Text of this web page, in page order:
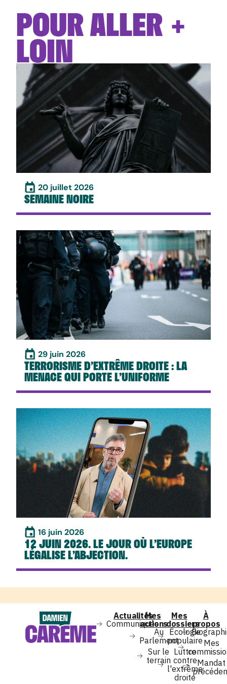
POUR ALLER +
LOIN
20 juillet 2026
SEMAINE NOIRE
29 juin 2026
TERRORISME D’EXTRÊME DROITE : LA
MENACE QUI PORTE L’UNIFORME
16 juin 2026
12 JUIN 2026. LE JOUR OÙ L’EUROPE
LÉGALISE L’ABJECTION.
Actualités
Communiqués
Mes
actions
Au
Parlement
Sur le
terrain
Mes
dossiers
Écologie
populaire
Luttre
contre
l'extrême
droite
À
propos
Mes
Mandat